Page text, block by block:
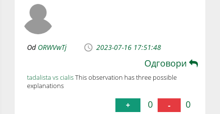
Od ORWVwTj 2023-07-16 17:51:48
Одговори
tadalista vs cialisThis observation has three possible
explanations
+ 0 - 0